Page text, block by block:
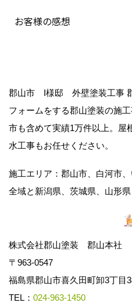
お客様の感想
郡山市 I様邸 外壁塗装工事
フォームをする郡山塗装の施
市も含めて実績1万件以上。屋
水工事もお任せください。
施工エリア：郡山市、白河市
全域と新潟県、茨城県、山形
株式会社郡山塗装 郡山本社
〒963-0547
福島県郡山市喜久田町卸3丁目
TEL： 024-963-1450